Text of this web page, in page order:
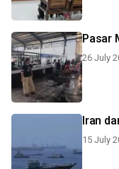
Pasar
26 July
Iran
15 July